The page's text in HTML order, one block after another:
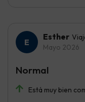
Esther
Mayo 2026
Está muy bien
Normal